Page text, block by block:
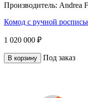
Производитель: Andrea
Комод с ручной
1 020 000 ₽
В корзину Под заказ